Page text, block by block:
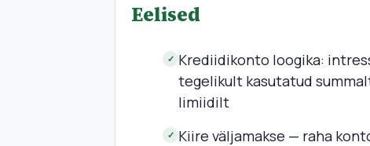
Eelised
✓ Krediidikonto loogika:
tegelikult kasutatud
limiidilt
✓ Kiire väljamakse — raha